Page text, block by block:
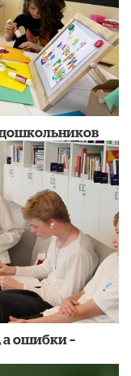
а ошибки –